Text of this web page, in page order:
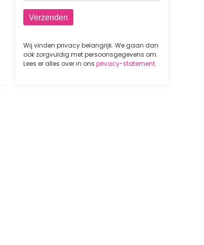
Wij vinden privacy belangrijk. We gaan dan
ook zorgvuldig met persoonsgegevens om.
Lees er alles over in ons privacy-statement.